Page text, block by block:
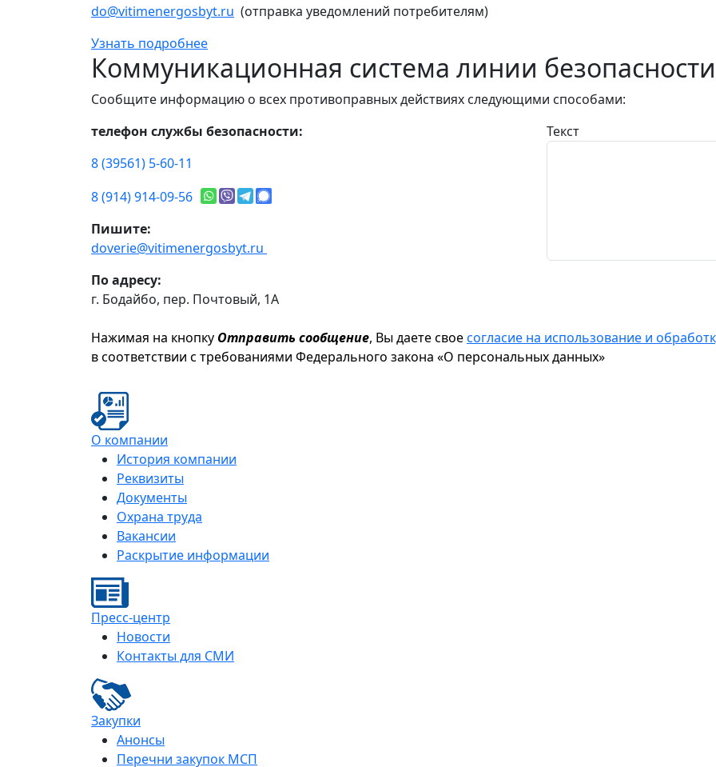
do@vitimenergosbyt.ru (отправка уведомлений потребителям)
Узнать подробнее
Коммуникационная система линии безопасности
Сообщите информацию о всех противоправных действиях следующими способами:
телефон службы безопасности:
8 (39561) 5-60-11
8 (914) 914-09-56
Пишите:
doverie@vitimenergosbyt.ru
По адресу:
г. Бодайбо, пер. Почтовый, 1А
Текст
Нажимая на кнопку Отправить сообщение, Вы даете своесогласие на использование и
в соответствии с требованиями Федерального закона «О персональных данных»
О компании
История компании
Реквизиты
Документы
Охрана труда
Вакансии
Раскрытие информации
Пресс-центр
Новости
Контакты для СМИ
Закупки
Анонсы
Перечни закупок МСП